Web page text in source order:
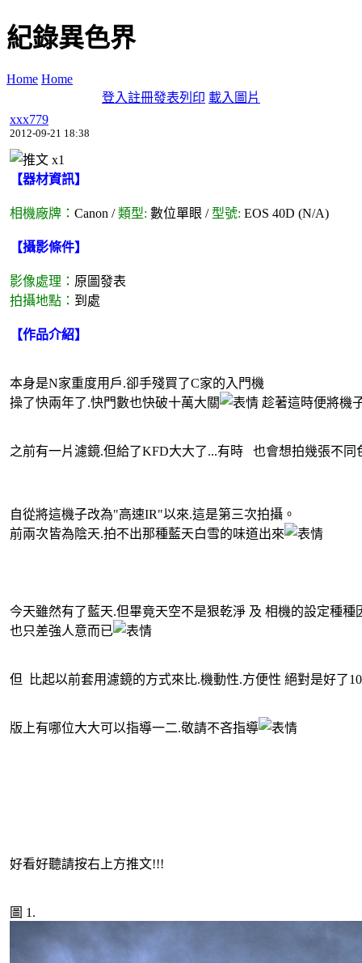
紀錄異色界
Home Home
登入註冊發表列印 載入圖片
xxx779
2012-09-21 18:38
x1
【器材資訊】
相機廠牌： Canon /類型: 數位單眼 / 型號: EOS 40D (N/A)
【攝影條件】
影像處理： 原圖發表
拍攝地點： 到處
【作品介紹】
本身是N家重度用戶.卻手殘買了C家的入門機
操了快兩年了.快門數也快破十萬大關
趁著這時便將機
之前有一片濾鏡.但給了KFD大大了...有時 也會想拍幾張不同
自從將這機子改為"高速IR"以來.這是第三次拍攝。
前兩次皆為陰天.拍不出那種藍天白雪的味道出來
今天雖然有了藍天.但畢竟天空不是狠乾淨 及 相機的設定種種
也只差強人意而已
但 比起以前套用濾鏡的方式來比.機動性.方便性 絕對是好了
版上有哪位大大可以指導一二.敬請不吝指導
好看好聽請按右上方推文!!!
圖 1.